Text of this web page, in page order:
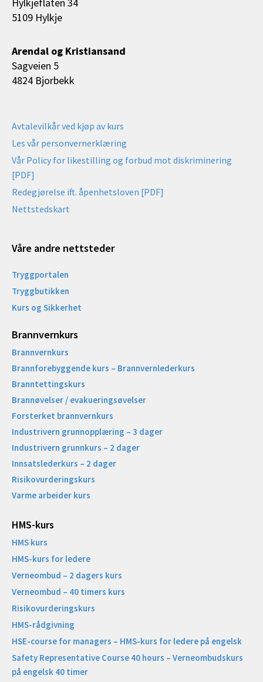
Hylkjeflaten 34
5109 Hylkje
Arendal og Kristiansand
Sagveien 5
4824 Bjorbekk
Avtalevilkår ved kjøp av kurs
Les vår personvernerklæring
Vår Policy for likestilling og forbud mot diskriminering
[PDF]
Redegjørelse ift. åpenhetsloven [PDF]
Nettstedskart
Våre andre nettsteder
Tryggportalen
Tryggbutikken
Kurs og Sikkerhet
Brannvernkurs
Brannvernkurs
Brannforebyggende kurs – Brannvernlederkurs
Branntettingskurs
Brannøvelser / evakueringsøvelser
Forsterket brannvernkurs
Industrivern grunnopplæring – 3 dager
Industrivern grunnkurs – 2 dager
Innsatslederkurs – 2 dager
Risikovurderingskurs
Varme arbeider kurs
HMS-kurs
HMS kurs
HMS-kurs for ledere
Verneombud – 2 dagers kurs
Verneombud – 40 timers kurs
Risikovurderingskurs
HMS-rådgivning
HSE-course for managers – HMS-kurs for ledere på engelsk
Safety Representative Course 40 hours – Verneombudskurs
på engelsk 40 timer